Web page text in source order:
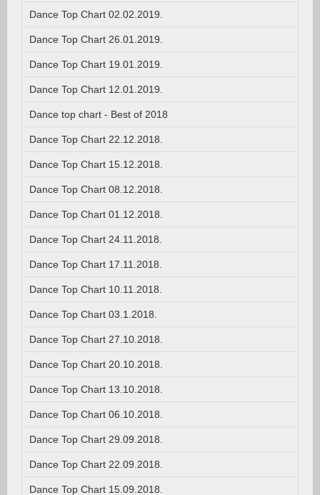
Dance Top Chart 02.02.2019.
Dance Top Chart 26.01.2019.
Dance Top Chart 19.01.2019.
Dance Top Chart 12.01.2019.
Dance top chart - Best of 2018
Dance Top Chart 22.12.2018.
Dance Top Chart 15.12.2018.
Dance Top Chart 08.12.2018.
Dance Top Chart 01.12.2018.
Dance Top Chart 24.11.2018.
Dance Top Chart 17.11.2018.
Dance Top Chart 10.11.2018.
Dance Top Chart 03.1.2018.
Dance Top Chart 27.10.2018.
Dance Top Chart 20.10.2018.
Dance Top Chart 13.10.2018.
Dance Top Chart 06.10.2018.
Dance Top Chart 29.09.2018.
Dance Top Chart 22.09.2018.
Dance Top Chart 15.09.2018.